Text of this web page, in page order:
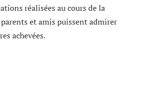
réalisées au cours de la
et amis puissent admirer
achevées.